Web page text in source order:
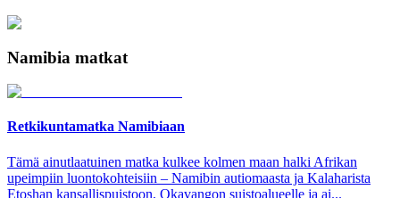
Namibia matkat
Retkikuntamatka Namibiaan
Tämä ainutlaatuinen matka kulkee kolmen maan halki Afrikan
upeimpiin luontokohteisiin – Namibin autiomaasta ja Kalaharista
Etoshan kansallispuistoon, Okavangon suistoalueelle ja ai...